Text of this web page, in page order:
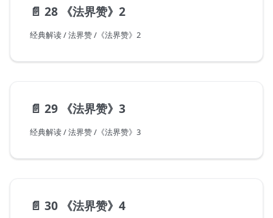
📄️ 28 《法界赞》2
经典解读 / 法界赞 /《法界赞》2
📄️ 29 《法界赞》3
经典解读 / 法界赞 /《法界赞》3
📄️ 30 《法界赞》4